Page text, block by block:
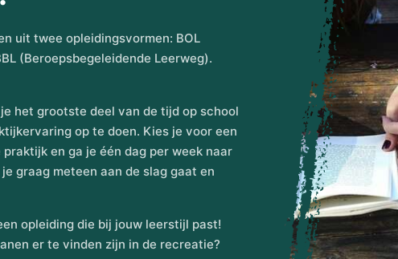
uit twee opleidingsvormen: BOL
(Beroepsbegeleidende Leerweg).
het grootste deel van de tijd op school
op te doen. Kies je voor een
praktijk en ga je één dag per week naar
graag meteen aan de slag gaat en
opleiding die bij jouw leerstijl past!
er te vinden zijn in de recreatie?